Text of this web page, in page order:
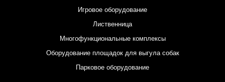
Игровое оборудование
Лиственница
Многофункциональные комплексы
Оборудование площадок для выгула собак
Парковое оборудование